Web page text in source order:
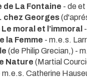
de La Fontaine - de
chez Georges
moral et l’immoral
la Femme - m.e.s.
(de Philip Grecian,) -
Nature (Martial
m.e.s. Catherine